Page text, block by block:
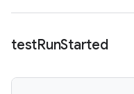
testRunStarted